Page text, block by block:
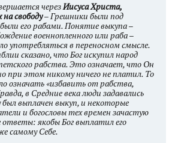
черезИисуса Христа,
свободу– Грешники были под
его рабами. Понятие выкупа –
военнопленного или раба –
употребляться в переносном смысле.
сказано, что Бог искупил народ
рабства. Это означает, что Он
при этом никому ничего не платил. То
означать «избавить от рабства,
в Средние века люди задавались
выплачен выкуп, и некоторые
и богословы тех времен зачастую
ответы: якобы Бог выплатил его
самому Себе.